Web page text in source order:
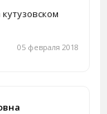
05 февраля 2018